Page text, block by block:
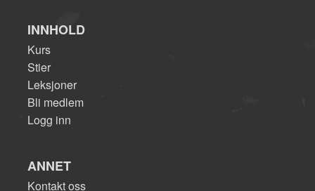
INNHOLD
Kurs
Stier
Leksjoner
Bli medlem
Logg inn
ANNET
Kontakt oss